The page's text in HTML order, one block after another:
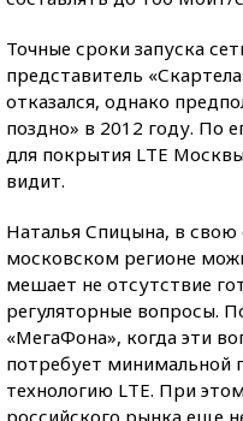
Точные сроки запуска
представитель
отказался, однако
поздно» в 2012 году. По
для покрытия LTE
видит.
Наталья Спицына, в свою
московском регионе
мешает не отсутствие
регуляторные вопросы.
«МегаФона», когда эти
потребует минимальной
технологию LTE. При